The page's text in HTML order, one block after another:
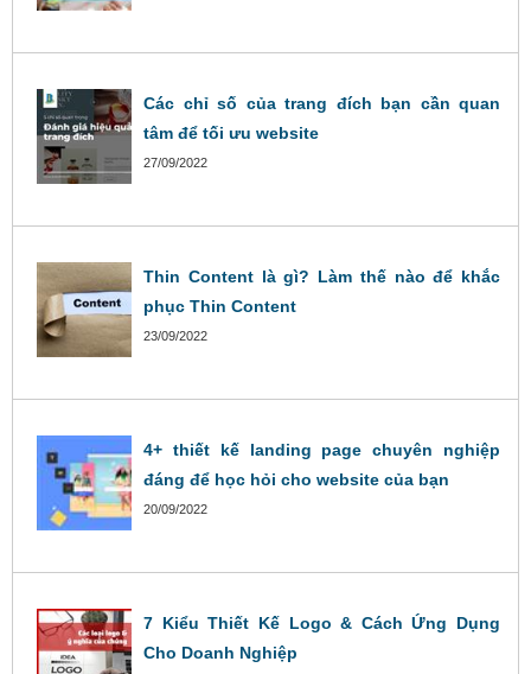
Các chỉ số của trang đích bạn cần quan
tâm để tối ưu website
27/09/2022
Thin Content là gì? Làm thế nào để khắc
phục Thin Content
23/09/2022
4+ thiết kế landing page chuyên nghiệp
đáng để học hỏi cho website của bạn
20/09/2022
7 Kiểu Thiết Kế Logo & Cách Ứng Dụng
Cho Doanh Nghiệp